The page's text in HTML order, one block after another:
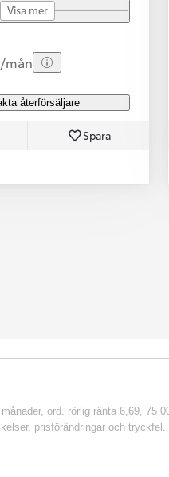
Visa mer
mån
återförsäljare
Spara
page
ord. rörlig ränta 6,69, 75
prisförändringar och